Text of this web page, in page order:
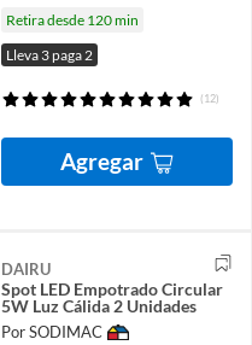
Retira desde 120 min
Lleva 3 paga 2
(12)
Agregar
DAIRU
Spot LED Empotrado Circular
5W Luz Cálida 2 Unidades
Por SODIMAC